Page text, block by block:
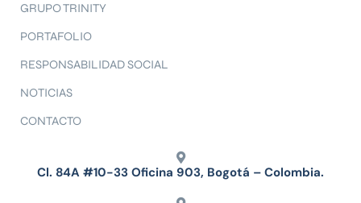
GRUPO TRINITY
PORTAFOLIO
RESPONSABILIDAD SOCIAL
NOTICIAS
CONTACTO
Cl. 84A #10-33 Oficina 903, Bogotá – Colombia.